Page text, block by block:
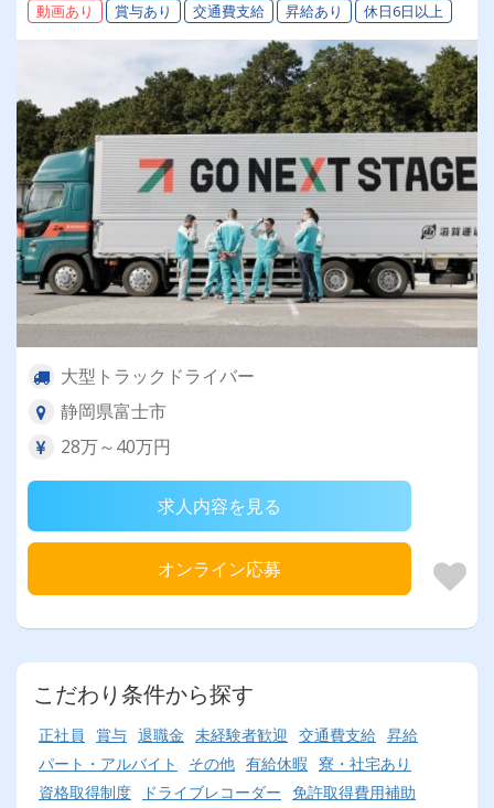
動画あり 賞与あり 交通費支給 昇給あり 休日6日以上
大型トラックドライバー
静岡県富士市
28万～40万円
求人内容を見る
オンライン応募
こだわり条件から探す
正社員 賞与 退職金 未経験者歓迎 交通費支給 昇給
パート・アルバイト
その他 有給休暇 寮・社宅あり
資格取得制度
ドライブレコーダー 免許取得費用補助